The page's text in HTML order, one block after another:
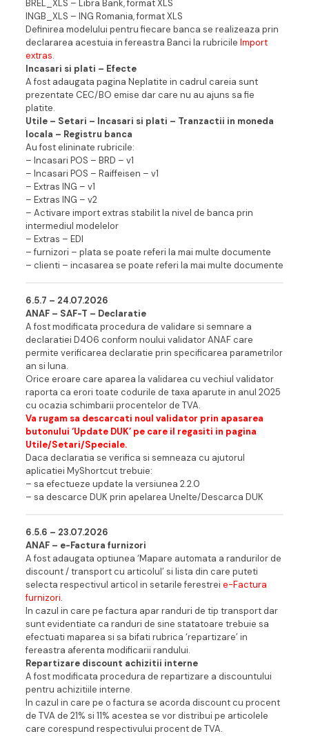
BREL_XLS – Libra Bank, format XLS
INGB_XLS – ING Romania, format XLS
Definirea modelului pentru fiecare banca se realizeaza prin
declararea acestuia in fereastra Banci la rubricile Import
extras.
Incasari si plati – Efecte
A fost adaugata pagina Neplatite in cadrul careia sunt
prezentate CEC/BO emise dar care nu au ajuns sa fie
platite.
Utile – Setari – Incasari si plati – Tranzactii in moneda
locala – Registru banca
Au fost elininate rubricile:
– Incasari POS – BRD – v1
– Incasari POS – Raiffeisen – v1
– Extras ING – v1
– Extras ING – v2
– Activare import extras stabilit la nivel de banca prin
intermediul modelelor
– Extras – EDI
– furnizori – plata se poate referi la mai multe documente
– clienti – incasarea se poate referi la mai multe documente
6.5.7 – 24.07.2026
ANAF – SAF-T – Declaratie
A fost modificata procedura de validare si semnare a
declaratiei D406 conform noului validator ANAF care
permite verificarea declaratie prin specificarea parametrilor
an si luna.
Orice eroare care aparea la validarea cu vechiul validator
raporta ca erori toate codurile de taxa aparute in anul 2025
cu ocazia schimbarii procentelor de TVA.
Va rugam sa descarcati noul validator prin apasarea
butonului ‘Update DUK’ pe care il regasiti in pagina
Utile/Setari/Speciale.
Daca declaratia se verifica si semneaza cu ajutorul
aplicatiei MyShortcut trebuie:
– sa efectueze update la versiunea 2.2.0
– sa descarce DUK prin apelarea Unelte/Descarca DUK
6.5.6 – 23.07.2026
ANAF – e-Factura furnizori
A fost adaugata optiunea ‘Mapare automata a randurilor de
discount / transport cu articolul’ si lista din care puteti
selecta respectivul articol in setarile ferestrei e-Factura
furnizori.
In cazul in care pe factura apar randuri de tip transport dar
sunt evidentiate ca randuri de sine statatoare trebuie sa
efectuati maparea si sa bifati rubrica ‘repartizare’ in
fereastra aferenta modificarii randului.
Repartizare discount achizitii interne
A fost modificata procedura de repartizare a discountului
pentru achizitiile interne.
In cazul in care pe o factura se acorda discount cu procent
de TVA de 21% si 11% acestea se vor distribui pe articolele
care corespund respectivului procent de TVA.